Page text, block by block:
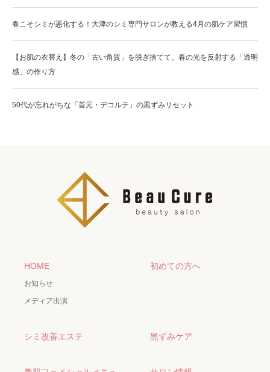
春こそシミが悪化する！大津のシミ専門サロンが教える4月の肌ケア習慣
【お肌の衣替え】冬の「古い角質」を脱ぎ捨てて。春の光を反射する「透明
感」の作り方
50代が忘れがちな「首元・デコルテ」の黒ずみリセット
HOME
お知らせ
メディア出演
初めての方へ
シミ改善エステ 黒ずみケア